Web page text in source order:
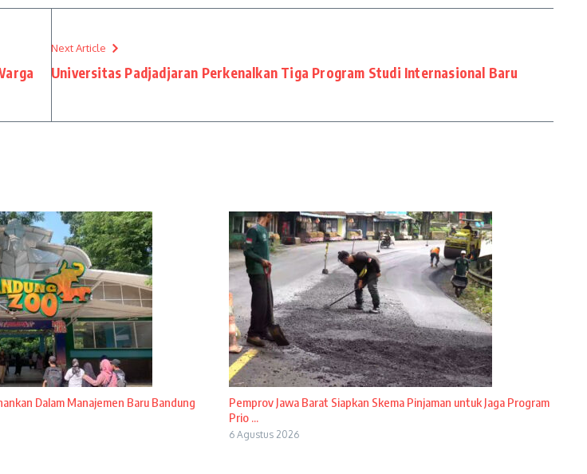
Next Article
Universitas Padjadjaran Perkenalkan Tiga Program Studi Internasional Baru
Dalam Manajemen Baru Bandung
Pemprov Jawa Barat Siapkan Skema Pinjaman untuk Jaga Program
Prio ...
6 Agustus 2026